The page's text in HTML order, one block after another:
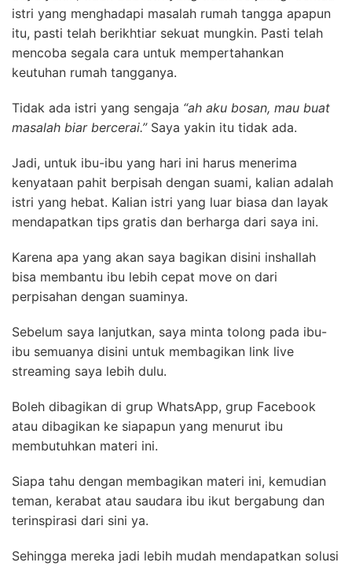
istri yang menghadapi masalah rumah tangga apapun
itu, pasti telah berikhtiar sekuat mungkin. Pasti telah
mencoba segala cara untuk mempertahankan
keutuhan rumah tangganya.
Tidak ada istri yang sengaja “ah aku bosan, mau buat
masalah biar bercerai.”Saya yakin itu tidak ada.
Jadi, untuk ibu-ibu yang hari ini harus menerima
kenyataan pahit berpisah dengan suami, kalian adalah
istri yang hebat. Kalian istri yang luar biasa dan layak
mendapatkan tips gratis dan berharga dari saya ini.
Karena apa yang akan saya bagikan disini inshallah
bisa membantu ibu lebih cepat move on dari
perpisahan dengan suaminya.
Sebelum saya lanjutkan, saya minta tolong pada ibu-
ibu semuanya disini untuk membagikan link live
streaming saya lebih dulu.
Boleh dibagikan di grup WhatsApp, grup Facebook
atau dibagikan ke siapapun yang menurut ibu
membutuhkan materi ini.
Siapa tahu dengan membagikan materi ini, kemudian
teman, kerabat atau saudara ibu ikut bergabung dan
terinspirasi dari sini ya.
Sehingga mereka jadi lebih mudah mendapatkan solusi